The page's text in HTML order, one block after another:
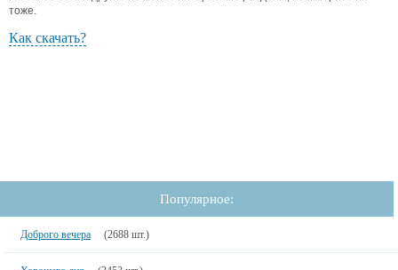
тоже.
Как скачать?
Популярное:
Доброго вечера (2688 шт.)